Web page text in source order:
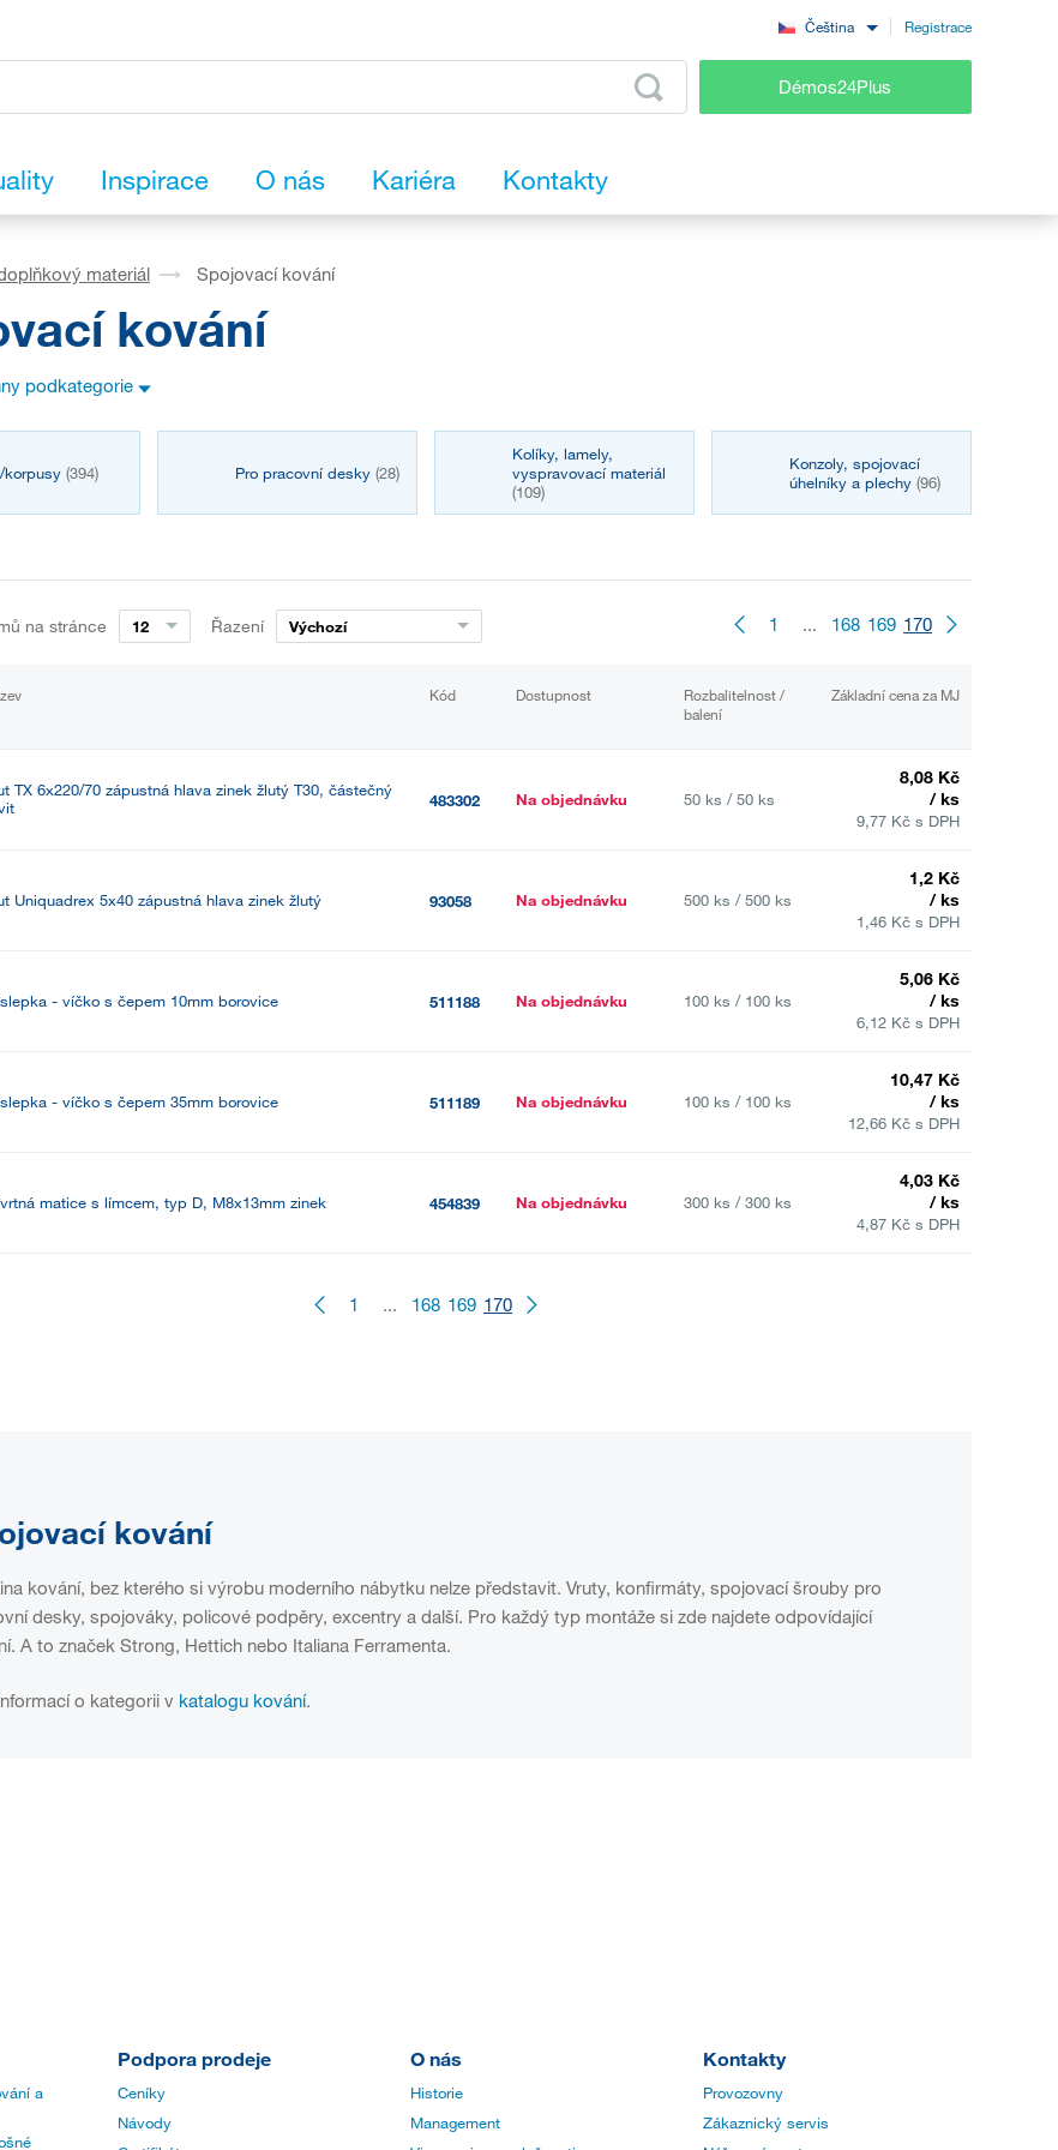
Čeština Registrace
Démos24Plus
Inspirace O nás Kariéra Kontakty
materiál Spojovací kování
kování
podkategorie
korpusy (394) Pro pracovní desky (28)
Kolíky, lamely,
vyspravovací materiál
(109)
Konzoly, spojovací
úhelníky a plechy (96)
na stránce 12 Řazení Výchozí 1 ... 168 169 170
Kód Dostupnost
Rozbalitelnost /
balení
Základní cena za MJ
TX 6x220/70 zápustná hlava zinek žlutý T30, částečný
483302 Na objednávku 50 ks / 50 ks
8,08 Kč
/ ks
9,77 Kč s DPH
Uniquadrex 5x40 zápustná hlava zinek žlutý 93058 Na objednávku 500 ks / 500 ks
1,2 Kč
/ ks
1,46 Kč s DPH
- víčko s čepem 10mm borovice 511188 Na objednávku 100 ks / 100 ks
5,06 Kč
/ ks
6,12 Kč s DPH
- víčko s čepem 35mm borovice 511189 Na objednávku 100 ks / 100 ks
10,47 Kč
/ ks
12,66 Kč s DPH
matice s límcem, typ D, M8x13mm zinek 454839 Na objednávku 300 ks / 300 ks
4,03 Kč
/ ks
4,87 Kč s DPH
1 ... 168 169 170
kování
kování, bez kterého si výrobu moderního nábytku nelze představit. Vruty, konfirmáty, spojovací šrouby pro
desky, spojováky, policové podpěry, excentry a další. Pro každý typ montáže si zde najdete odpovídající
A to značek Strong, Hettich nebo Italiana Ferramenta.
o kategorii v katalogu kování.
a
Podpora prodeje
Ceníky
Návody
O nás
Historie
Management
Kontakty
Provozovny
Zákaznický servis